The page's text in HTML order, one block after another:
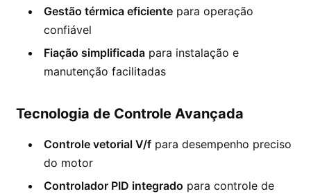
Gestão térmica eficientepara operação
confiável
Fiação simplificadapara instalação e
manutenção facilitadas
Tecnologia de Controle Avançada
Controle vetorial V/fpara desempenho preciso
do motor
Controlador PID integrado para controle de